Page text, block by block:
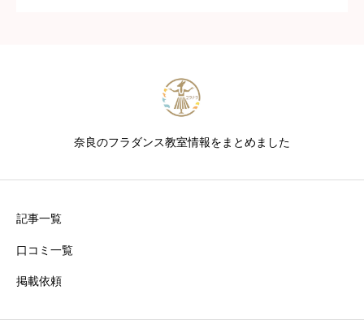
奈良のフラダンス教室情報をまとめました
記事一覧
口コミ一覧
掲載依頼